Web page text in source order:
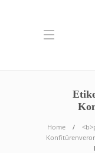
Home